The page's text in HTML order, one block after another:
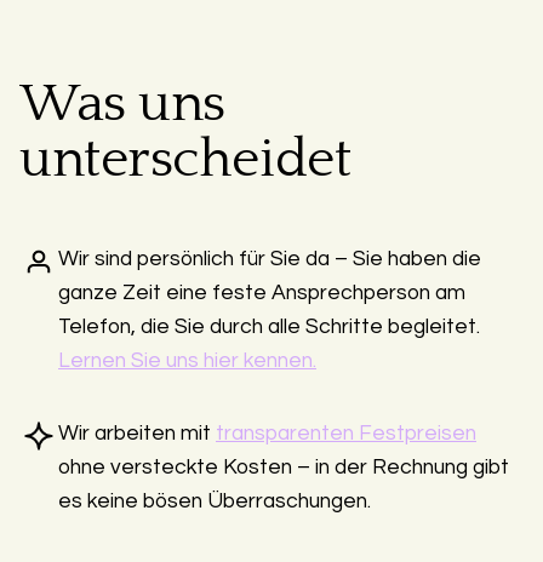
Was uns
unterscheidet
Wir sind persönlich für Sie da – Sie haben die
ganze Zeit eine feste Ansprechperson am
Telefon, die Sie durch alle Schritte begleitet.
Lernen Sie uns hier kennen.
Wir arbeiten mit transparenten Festpreisen
ohne versteckte Kosten – in der Rechnung gibt
es keine bösen Überraschungen.